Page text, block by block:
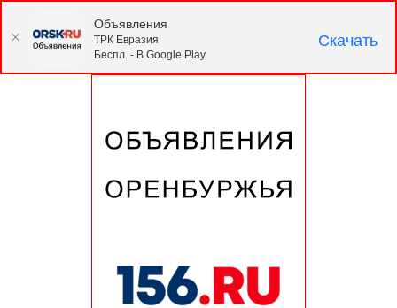
Объявления
ТРК Евразия
Беспл. - В Google Play
Скачать